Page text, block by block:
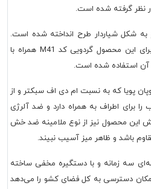
به شکل شیاردار طرح انداخته شده است.
رنگ انتخابی و به صورت روتین برای این محصول گردویی کد M41 همراه با
پویا که به نسبت ام دی اف سبکتر و از
برای اطراف به همراه دارد و ضد آلرژی
این محصول نیز از نوع ملامینه ضد خش
باشد و ظاهر میز آسیب نبیند.
سه زمانه و با دستگیره مخفی ساخته
دسترسی به کل فضای کشو را می‌دهد